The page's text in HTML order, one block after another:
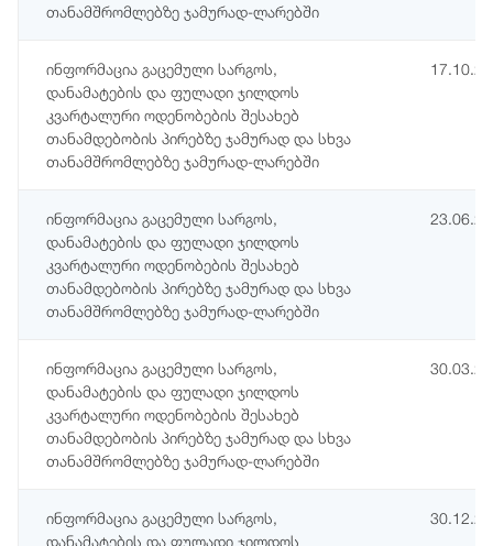
თანამშრომლებზე ჯამურად-ლარებში
ინფორმაცია გაცემული სარგოს,
დანამატების და ფულადი ჯილდოს
კვარტალური ოდენობების შესახებ
თანამდებობის პირებზე ჯამურად და სხვა
თანამშრომლებზე ჯამურად-ლარებში
ინფორმაცია გაცემული სარგოს,
დანამატების და ფულადი ჯილდოს
კვარტალური ოდენობების შესახებ
თანამდებობის პირებზე ჯამურად და სხვა
თანამშრომლებზე ჯამურად-ლარებში
ინფორმაცია გაცემული სარგოს,
დანამატების და ფულადი ჯილდოს
კვარტალური ოდენობების შესახებ
თანამდებობის პირებზე ჯამურად და სხვა
თანამშრომლებზე ჯამურად-ლარებში
ინფორმაცია გაცემული სარგოს,
დანამატების და ფულადი ჯილდოს